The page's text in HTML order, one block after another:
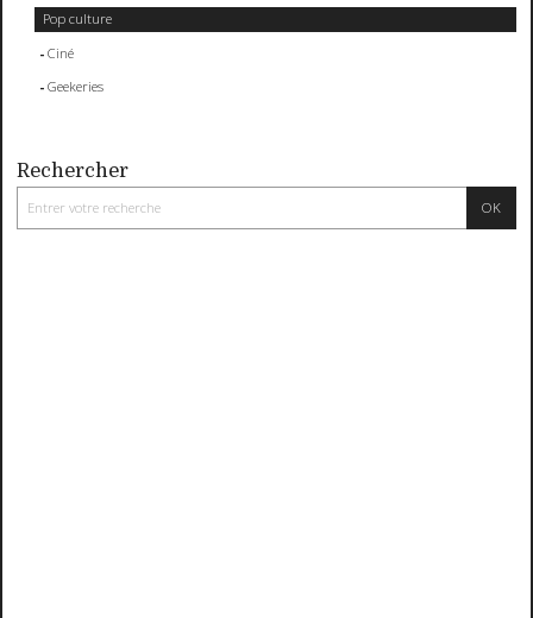
Pop culture
Ciné
Geekeries
Rechercher